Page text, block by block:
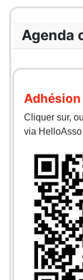
Agenda
Cliquer sur,
via HelloAsso